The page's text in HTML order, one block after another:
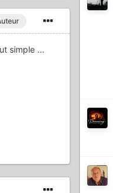
simple ...